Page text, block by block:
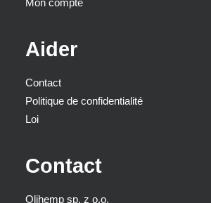
Mon compte
Aider
Contact
Politique de confidentialité
Loi
Contact
Olihemp sp. z o.o.